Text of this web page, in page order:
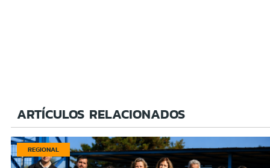
ARTÍCULOS RELACIONADOS
REGIONAL